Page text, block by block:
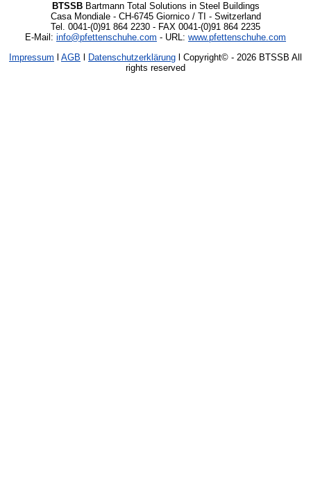
BTSSBBartmann Total Solutions in Steel Buildings
Casa Mondiale - CH-6745 Giornico / TI - Switzerland
Tel. 0041-(0)91 864 2230 - FAX 0041-(0)91 864 2235
E-Mail: info@pfettenschuhe.com - URL: www.pfettenschuhe.com
Impressum l AGB l Datenschutzerklärung l Copyright© - 2026 BTSSB All
rights reserved